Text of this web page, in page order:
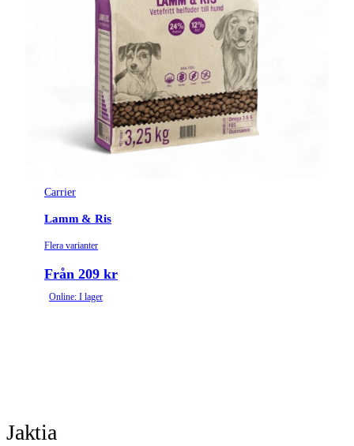
Carrier
Lamm & Ris
Flera varianter
Från 209 kr
Online: I lager
Jaktia